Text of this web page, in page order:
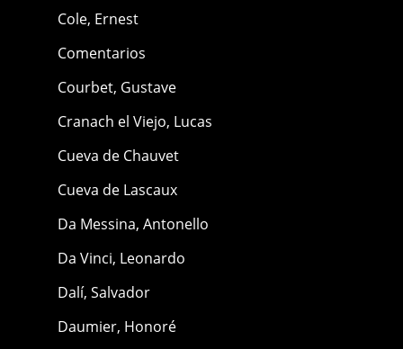
Cole, Ernest
Comentarios
Courbet, Gustave
Cranach el Viejo, Lucas
Cueva de Chauvet
Cueva de Lascaux
Da Messina, Antonello
Da Vinci, Leonardo
Dalí, Salvador
Daumier, Honoré